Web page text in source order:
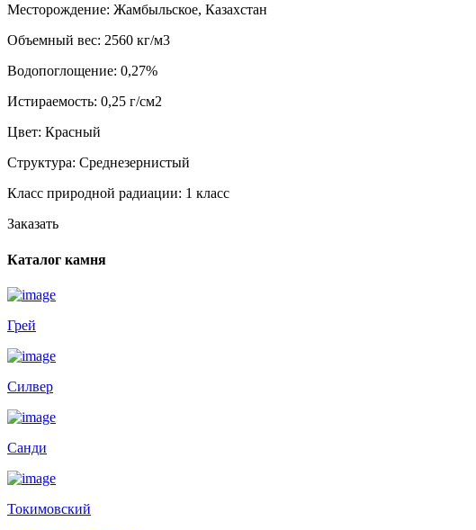
Месторождение: Жамбыльское, Казахстан
Объемный вес: 2560 кг/м3
Водопоглощение: 0,27%
Истираемость: 0,25 г/см2
Цвет: Красный
Структура: Среднезернистый
Класс природной радиации: 1 класс
Заказать
Каталог камня
Грей
Силвер
Санди
Токимовский